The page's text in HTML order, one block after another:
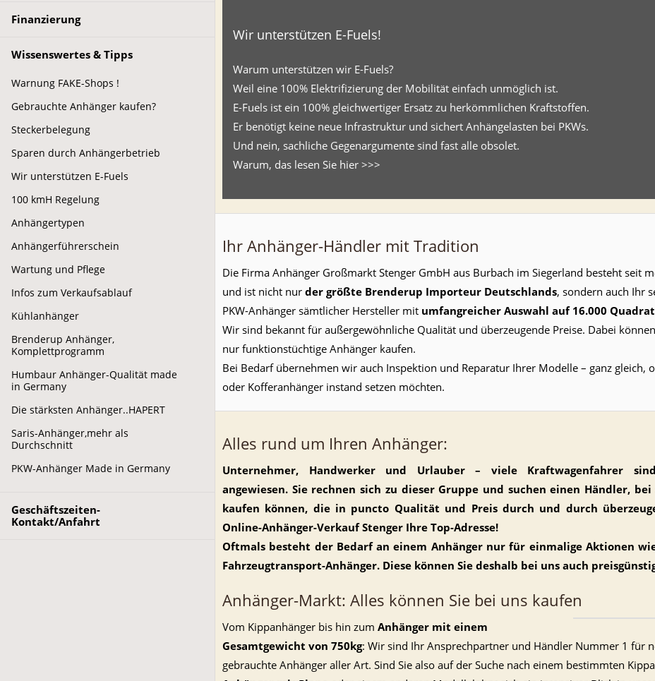
Finanzierung
Wissenswertes & Tipps
Warnung FAKE-Shops !
Gebrauchte Anhänger kaufen?
Steckerbelegung
Sparen durch Anhängerbetrieb
Wir unterstützen E-Fuels
100 kmH Regelung
Anhängertypen
Anhängerführerschein
Wartung und Pflege
Infos zum Verkaufsablauf
Kühlanhänger
Brenderup Anhänger,
Komplettprogramm
Humbaur Anhänger-Qualität made
in Germany
Die stärksten Anhänger..HAPERT
Saris-Anhänger,mehr als
Durchschnitt
PKW-Anhänger Made in Germany
Geschäftszeiten-
Kontakt/Anfahrt
Wir unterstützen E-Fuels!
Warum unterstützen wir E-Fuels?
Weil eine 100% Elektrifizierung der Mobilität einfach unmöglich ist.
E-Fuels ist ein 100% gleichwertiger Ersatz zu herkömmlichen Kraftstoffen.
Er benötigt keine neue Infrastruktur und sichert Anhängelasten bei PKWs.
Und nein, sachliche Gegenargumente sind fast alle obsolet.
Warum, das lesen Sie hier >>>
Ihr Anhänger-Händler mit Tradition
Die Firma Anhänger Großmarkt Stenger GmbH aus Burbach im Siegerland besteht seit
und ist nicht nur der größte Brenderup Importeur Deutschlands, sondern auch Ihr
PKW-Anhänger sämtlicher Hersteller mit umfangreicher Auswahl auf 16.000
Wir sind bekannt für außergewöhnliche Qualität und überzeugende Preise. Dabei
nur funktionstüchtige Anhänger kaufen.
Bei Bedarf übernehmen wir auch Inspektion und Reparatur Ihrer Modelle – ganz gleich,
oder Kofferanhänger instand setzen möchten.
Alles rund um Ihren Anhänger:
Unternehmer, Handwerker und Urlauber – viele Kraftwagenfahrer
angewiesen. Sie rechnen sich zu dieser Gruppe und suchen einen Händler,
kaufen können, die in puncto Qualität und Preis durch und durch
Online-Anhänger-Verkauf Stenger Ihre Top-Adresse!
Oftmals besteht der Bedarf an einem Anhänger nur für einmalige Aktionen
Fahrzeugtransport-Anhänger. Diese können Sie deshalb bei uns auch
Anhänger-Markt: Alles können Sie bei uns kaufen
Vom Kippanhänger bis hin zum Anhänger mit einem
Gesamtgewicht von 750kg: Wir sind Ihr Ansprechpartner und Händler Nummer 1 für
gebrauchte Anhänger aller Art. Sind Sie also auf der Suche nach einem bestimmten